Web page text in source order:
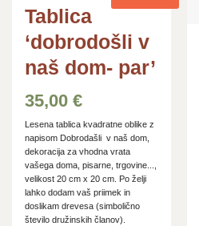
Tablica
‘dobrodošli v
naš dom- par’
35,00€
Lesena tablica kvadratne oblike z
napisom Dobrodašli v naš dom,
dekoracija za vhodna vrata
vašega doma, pisarne, trgovine...,
velikost 20 cm x 20 cm. Po želji
lahko dodam vaš priimek in
doslikam drevesa (simbolično
število družinskih članov).